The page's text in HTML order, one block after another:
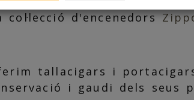
d'encenedors
tallacigars i
i gaudi dels seus